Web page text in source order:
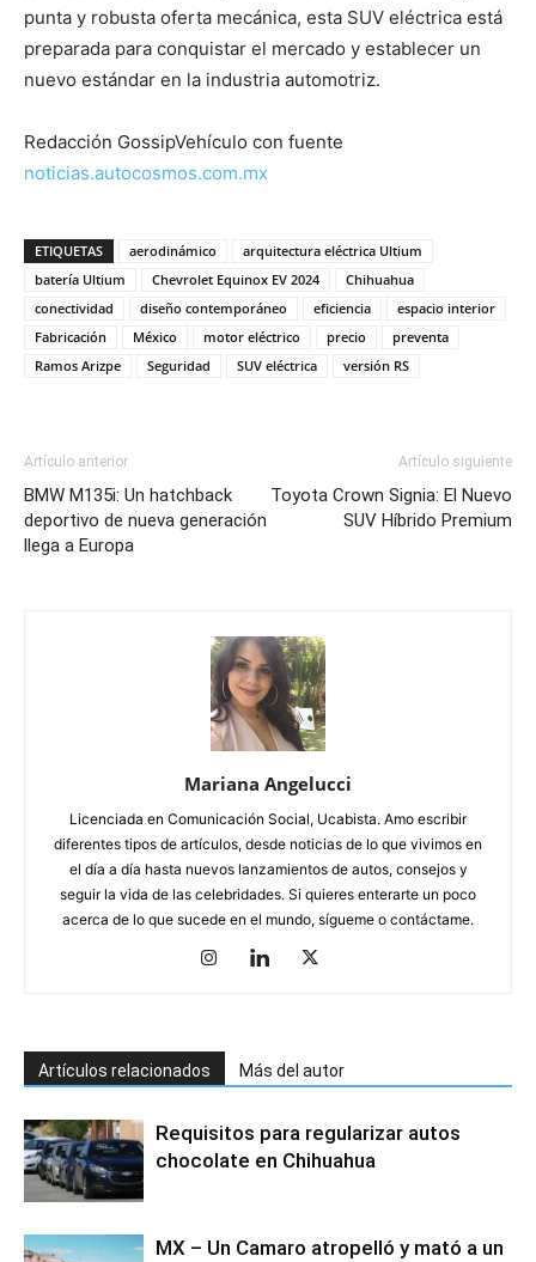
punta y robusta oferta mecánica, esta SUV eléctrica está
preparada para conquistar el mercado y establecer un
nuevo estándar en la industria automotriz.
Redacción GossipVehículo con fuente
noticias.autocosmos.com.mx
ETIQUETAS aerodinámico
arquitectura eléctrica Ultium
batería Ultium
Chevrolet Equinox EV 2024
Chihuahua
conectividad
diseño contemporáneo eficiencia
espacio interior
Fabricación
México motor eléctrico precio
preventa
Ramos Arizpe
Seguridad SUV eléctrica versión RS
Artículo anterior
BMW M135i: Un hatchback
deportivo de nueva generación
llega a Europa
Artículo siguiente
Toyota Crown Signia: El Nuevo
SUV Híbrido Premium
Mariana Angelucci
Licenciada en Comunicación Social, Ucabista. Amo escribir
diferentes tipos de artículos, desde noticias de lo que vivimos en
el día a día hasta nuevos lanzamientos de autos, consejos y
seguir la vida de las celebridades. Si quieres enterarte un poco
acerca de lo que sucede en el mundo, sígueme o contáctame.
Artículos relacionados Más del autor
Requisitos para regularizar autos
chocolate en Chihuahua
MX – Un Camaro atropelló y mató a un